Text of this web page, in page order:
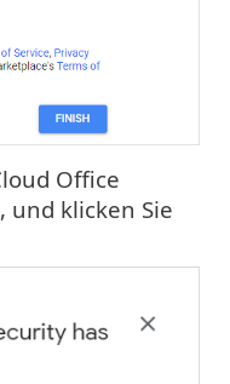
Office
klicken Sie